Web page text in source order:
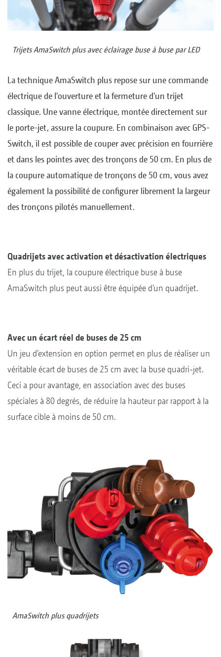
Trijets AmaSwitch plus avec éclairage buse à buse par LED
La technique AmaSwitch plus repose sur une commande
électrique de l'ouverture et la fermeture d'un trijet
classique. Une vanne électrique, montée directement sur
le porte-jet, assure la coupure. En combinaison avec GPS-
Switch, il est possible de couper avec précision en fourrière
et dans les pointes avec des tronçons de 50 cm. En plus de
la coupure automatique de tronçons de 50 cm, vous avez
également la possibilité de configurer librement la largeur
des tronçons pilotés manuellement.
Quadrijets avec activation et désactivation électriques
En plus du trijet, la coupure électrique buse à buse
AmaSwitch plus peut aussi être équipée d’un quadrijet.
Avec un écart réel de buses de 25 cm
Un jeu d’extension en option permet en plus de réaliser un
véritable écart de buses de 25 cm avec la buse quadri-jet.
Ceci a pour avantage, en association avec des buses
spéciales à 80 degrés, de réduire la hauteur par rapport à la
surface cible à moins de 50 cm.
AmaSwitch plus quadrijets